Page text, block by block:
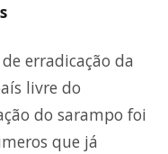
erradicação da
livre do
do sarampo foi
que já